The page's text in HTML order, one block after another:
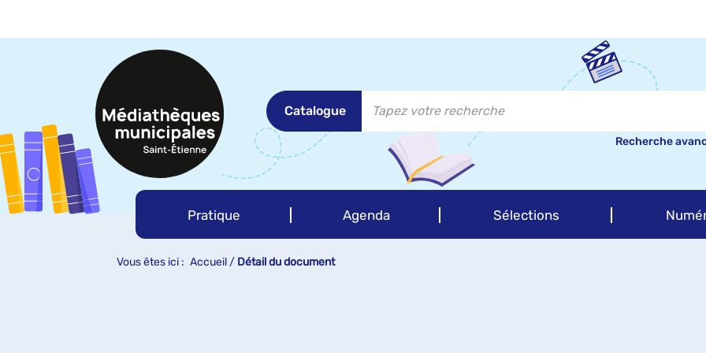
Catalogue
Recherche
Vous êtes ici : Accueil / Détail du document
Pratique Agenda Sélections